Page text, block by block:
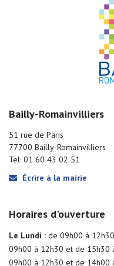
Bailly-Romainvilliers
51 rue de Paris
77700 Bailly-Romainvilliers
Tel: 01 60 43 02 51
Écrire à la mairie
Horaires d'ouverture
Le Lundi : de 09h00 à
09h00 à 12h30 et de 15h30
09h00 à 12h30 et de 14h00